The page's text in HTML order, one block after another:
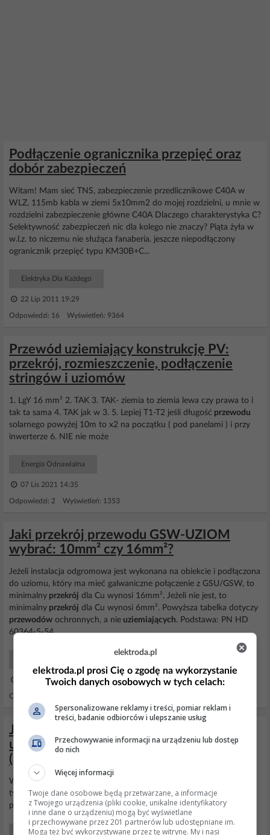
Podłączenie ogranicznika przepięć oraz
dobór zabezpieczeń
Witam! Mam sieć TNS, zabezpieczenie przedlicznikowe C40A w
WLZ, 115mb kabla w ziemi 5x10mm2 do mojej rozdzielni, u mnie w
rozdzielni zabezpieczenie główne C40A Dlaczego charakterystyka C?
Selektywność zabezpieczeń nic dla kolego nie znaczy? Piąta żyła w
w.l.z. to niczemu nie służąca fanaberia. jeszcze niepodłączony
ogranicznik przepięć typu KM30B+C...
Elektryka Dla Każdego
22 Lip 2011 19:29
Odpowiedzi: 16 Wyświetleń: 9364
Przewód uziemiający konstrukcję PV:
przekrój, rozmieszczenie, podłączenie
stringów i uziomów
1. LgY 16 mm² 2. TAK 3. TAK- ziemia to ziemia lewa czy prawa to i
tak ta sama 4. TAK jak w 3. 5. Lepiej T1-T2 jeśli długość przewodu
solarnego powyżej 10m to x2 na początku ( pod panelami ) i przy
inwerterze 6. NIE nie może
Energia Odnawialna
07 Lis 2021 14:35
Odpowiedzi: 2 Wyświetleń: 1353
Jaki przekrój przewodu GSW-UZIOM
wybrać: 10mm² czy 16mm²?
Jeżeli instalacja odgromowa jest wykonana na obiekcie i podłączona
do uziomu, który ma mieć galwaniczne połączenie z GSU/GSW, to
minimalny przekrój dla Cu wynosi 16mm². Jeżeli nie jest, to
minimalny przekrój dla Cu wynosi 6mm². Powyższa tabelka dotyczy
przewodów ochronnych, a nie uziemiających. Podstawa: PN HD
60364-5-54
14 Mar 2019 23:30
Odpowiedzi: 4 Wyświetleń: 16935
Jak dobrać przekrój przewodu
uziemiającego dla stojaków RACK 42U
(DC 48V, AC 230V)?
Więc połączenia nieuziemione wyrównawcze mają zastosowanie w
tym temacie czy nie mają. A za arkusze 700 to już ubolewać nie
potrzeba???
Elektryka Ochrona
elektroda.pl
elektroda.pl prosi Cię o zgodę na wykorzystanie
Twoich danych osobowych w tych celach:
Spersonalizowane reklamy i treści, pomiar reklam i
treści, badanie odbiorców i ulepszanie usług
Przechowywanie informacji na urządzeniu lub dostęp
do nich
Więcej informacji
Twoje dane osobowe będą przetwarzane, a informacje
z Twojego urządzenia (pliki cookie, unikalne identyfikatory
i inne dane o urządzeniu) mogą być wyświetlane
i przechowywane przez 201 partnerów lub udostępniane im.
Mogą też być wykorzystywane przez tę witrynę. My i nasi